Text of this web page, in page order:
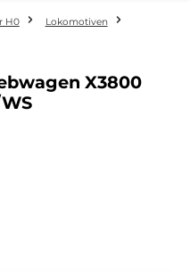
H0 Lokomotiven
X3800